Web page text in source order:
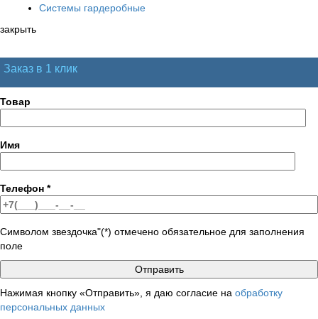
Системы гардеробные
закрыть
Заказ в 1 клик
Товар
Имя
Телефон *
Символом звездочка"(*) отмечено обязательное для заполнения
поле
Нажимая кнопку «Отправить», я даю согласие на обработку
персональных данных